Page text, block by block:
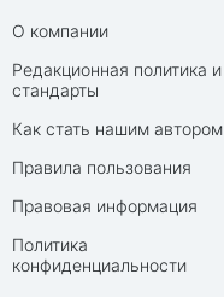
О компании
Редакционная политика и
стандарты
Как стать нашим автором
Правила пользования
Правовая информация
Политика
конфиденциальности